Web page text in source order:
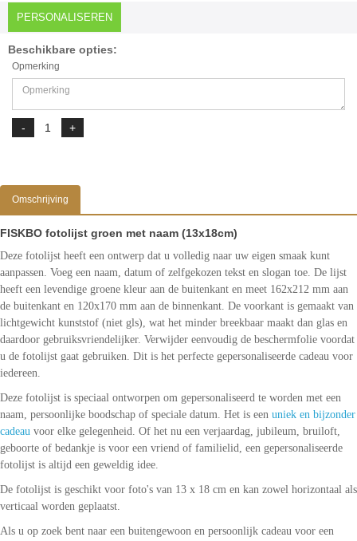
PERSONALISEREN
Beschikbare opties:
Opmerking
Omschrijving
FISKBO fotolijst groen met naam (13x18cm)
Deze fotolijst heeft een ontwerp dat u volledig naar uw eigen smaak kunt
aanpassen. Voeg een naam, datum of zelfgekozen tekst en slogan toe. De lijst
heeft een levendige groene kleur aan de buitenkant en meet 162x212 mm aan
de buitenkant en 120x170 mm aan de binnenkant. De voorkant is gemaakt van
lichtgewicht kunststof (niet gls), wat het minder breekbaar maakt dan glas en
daardoor gebruiksvriendelijker. Verwijder eenvoudig de beschermfolie voordat
u de fotolijst gaat gebruiken. Dit is het perfecte gepersonaliseerde cadeau voor
iedereen.
Deze fotolijst is speciaal ontworpen om gepersonaliseerd te worden met een
naam, persoonlijke boodschap of speciale datum. Het is een uniek en bijzonder
cadeau voor elke gelegenheid. Of het nu een verjaardag, jubileum, bruiloft,
geboorte of bedankje is voor een vriend of familielid, een gepersonaliseerde
fotolijst is altijd een geweldig idee.
De fotolijst is geschikt voor foto's van 13 x 18 cm en kan zowel horizontaal als
verticaal worden geplaatst.
Als u op zoek bent naar een buitengewoon en persoonlijk cadeau voor een